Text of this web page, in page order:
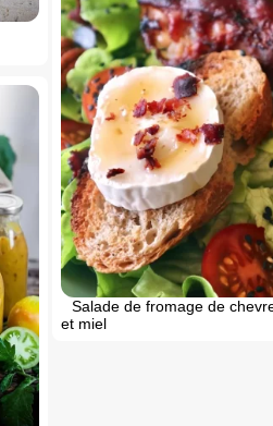
Salade de fromage de
et miel